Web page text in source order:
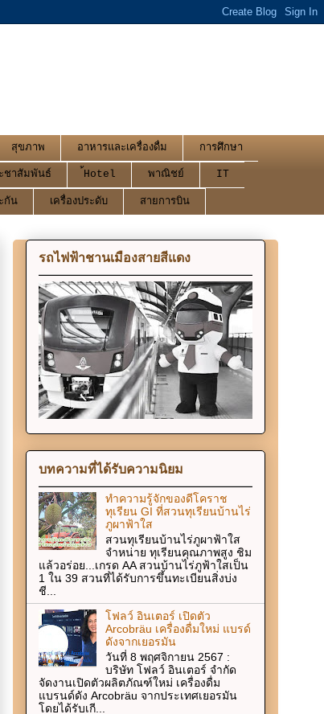
สุขภาพ อาหารและเครื่องดื่ม การศึกษา
ชาสัมพันธ์ ้Hotel พาณิชย์ IT
กัน เครื่องประดับ สายการบิน
รถไฟฟ้าชานเมืองสายสีแดง
บทความที่ได้รับความนิยม
ทำความรู้จักของดีโคราช
ทุเรียน GI ที่สวนทุเรียนบ้านไร่
ภูผาฟ้าใส
สวนทุเรียนบ้านไร่ภูผาฟ้าใส
จำหน่าย ทุเรียนคุณภาพสูง ชิม
แล้วอร่อย...เกรด AA สวนบ้านไร่ภูฟ้าใสเป็น
1 ใน 39 สวนที่ได้รับการขึ้นทะเบียนสิ่งบ่ง
ชี...
โฟลว์ อินเตอร์ เปิดตัว
Arcobräu เครื่องดื่มใหม่ แบรด์
ดังจากเยอรมัน
วันที่ 8 พฤศจิกายน 2567 :
บริษัท โฟลว์ อินเตอร์ จำกัด
จัดงานเปิดตัวผลิตภัณฑ์ใหม่ เครื่องดื่ม
แบรนด์ดัง Arcobräu จากประเทศเยอรมัน
โดยได้รับเกี...